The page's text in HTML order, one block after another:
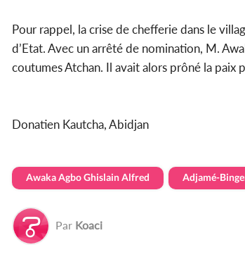
Pour rappel, la crise de chefferie dans le
d’Etat. Avec un arrêté de nomination, M.
coutumes Atchan. Il avait alors prôné la
Donatien Kautcha, Abidjan
Awaka Agbo Ghislain Alfred Adjamé-
Par Koaci